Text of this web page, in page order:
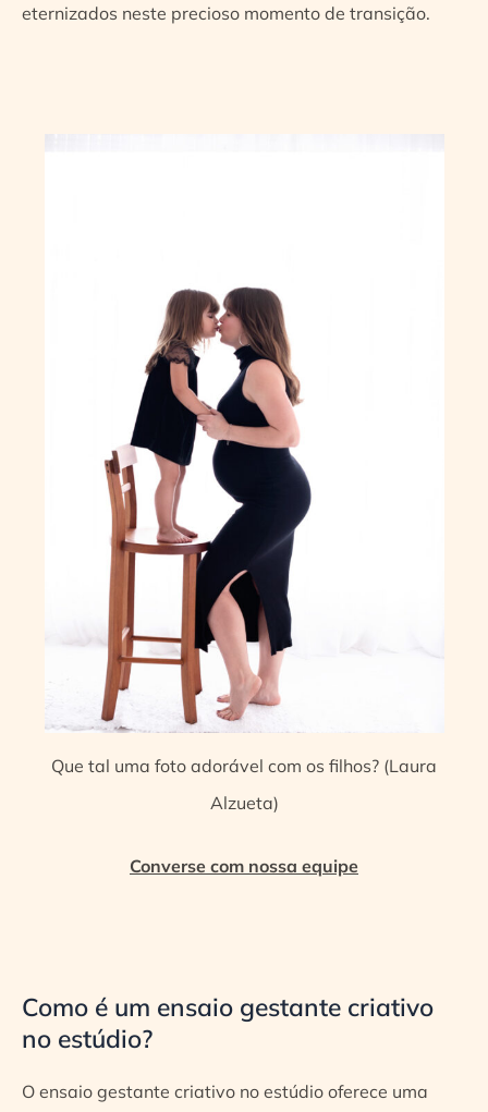
eternizados neste precioso momento de transição.
Que tal uma foto adorável com os filhos? (Laura
Alzueta)
Converse com nossa equipe
Como é um ensaio gestante criativo
no estúdio?
O ensaio gestante criativo no estúdio oferece uma